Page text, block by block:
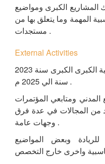
المشاريع الكبرى ومواضيع
المهمة وما يتعلق بها من
مستجدات .
External Activities
تم اعارتي ودبي للشركات الوطنية الكبرى الكبرى سنة 2023
سنة الي 2025 م .
ومتابعي المؤتمرات
من المجالات في عدة فرق
وجهات عامة .
وبعض المواضيع